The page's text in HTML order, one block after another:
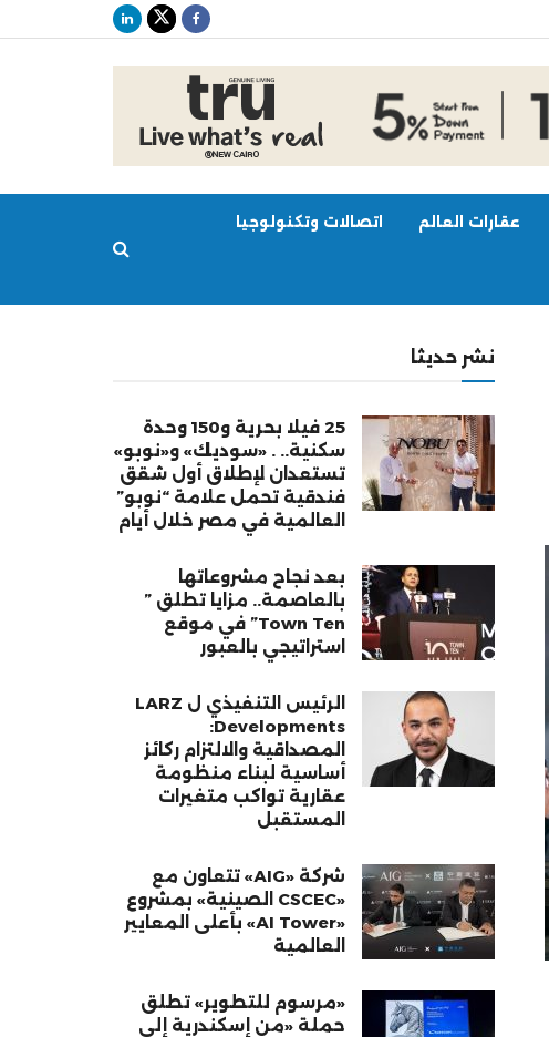
عقارات العالم اتصالات وتكنولوجيا
نشر حديثا
25 فيلا بحرية و150 وحدة
سكنية.. . «سوديك» و«نوبو»
تستعدان لإطلاق أول شقق
فندقية تحمل علامة “نوبو”
العالمية في مصر خلال أيام
بعد نجاح مشروعاتها
بالعاصمة.. مزايا تطلق ”
Town Ten” في موقع
استراتيجي بالعبور
الرئيس التنفيذي ل LARZ
Developments:
المصداقية والالتزام ركائز
أساسية لبناء منظومة
عقارية تواكب متغيرات
المستقبل
شركة «AIG» تتعاون مع
«CSCEC الصينية» بمشروع
«AI Tower» بأعلى المعايير
العالمية
«مرسوم للتطوير» تطلق
حملة «من إسكندرية إلى